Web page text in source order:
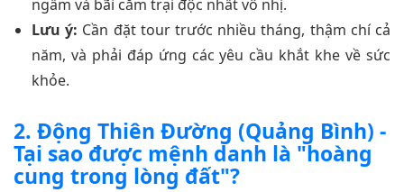
ngầm và bãi cắm trại độc nhất vô nhị.
Lưu ý: Cần đặt tour trước nhiều tháng, thậm chí cả
năm, và phải đáp ứng các yêu cầu khắt khe về sức
khỏe.
2. Động Thiên Đường (Quảng Bình) -
Tại sao được mệnh danh là "hoàng
cung trong lòng đất"?